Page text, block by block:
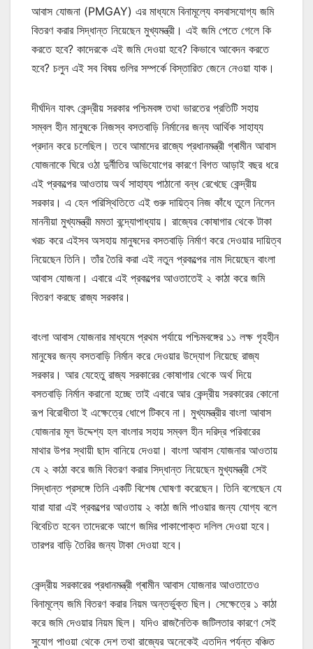
আবাস যোজনা (PMGAY) এর মাধ্যমে বিনামূল্যে বসবাসযোগ্য জমি
বিতরণ করার সিদ্ধান্ত নিয়েছেন মুখ্যমন্ত্রী। এই জমি পেতে গেলে কি
করতে হবে? কাদেরকে এই জমি দেওয়া হবে? কিভাবে আবেদন করতে
হবে? চলুন এই সব বিষয় গুলির সম্পর্কে বিস্তারিত জেনে নেওয়া যাক।
দীর্ঘদিন যাবৎ কেন্দ্রীয় সরকার পশ্চিমবঙ্গ তথা ভারতের প্রতিটি সহায়
সম্বল হীন মানুষকে নিজস্ব বসতবাড়ি নির্মানের জন্য আর্থিক সাহায্য
প্রদান করে চলেছিল। তবে আমাদের রাজ্যে প্রধানমন্ত্রী গ্ৰামীন আবাস
যোজনাকে ঘিরে ওঠা দুর্নীতির অভিযোগের কারণে বিগত আড়াই বছর ধরে
এই প্রকল্পের আওতায় অর্থ সাহায্য পাঠানো বন্ধ রেখেছে কেন্দ্রীয়
সরকার। এ হেন পরিস্থিতিতে এই গুরু দায়িত্ব নিজ কাঁধে তুলে নিলেন
মাননীয়া মুখ্যমন্ত্রী মমতা বন্দ্যোপাধ্যায়। রাজ্যের কোষাগার থেকে টাকা
খরচ করে এইসব অসহায় মানুষদের বসতবাড়ি নির্মাণ করে দেওয়ার দায়িত্ব
নিয়েছেন তিনি। তাঁর তৈরি করা এই নতুন প্রকল্পের নাম দিয়েছেন বাংলা
আবাস যোজনা। এবারে এই প্রকল্পের আওতাতেই ২ কাঠা করে জমি
বিতরণ করছে রাজ্য সরকার।
বাংলা আবাস যোজনার মাধ্যমে প্রথম পর্যায়ে পশ্চিমবঙ্গের ১১ লক্ষ গৃহহীন
মানুষের জন্য বসতবাড়ি নির্মান করে দেওয়ার উদ্যোগ নিয়েছে রাজ্য
সরকার। আর যেহেতু রাজ্য সরকারের কোষাগার থেকে অর্থ দিয়ে
বসতবাড়ি নির্মান করানো হচ্ছে তাই এবারে আর কেন্দ্রীয় সরকারের কোনো
রূপ বিরোধীতা ই এক্ষেত্রে ধোপে টিকবে না। মুখ্যমন্ত্রীর বাংলা আবাস
যোজনার মূল উদ্দেশ্য হল বাংলার সহায় সম্বল হীন দরিদ্র পরিবারের
মাথার উপর স্থায়ী ছাদ বানিয়ে দেওয়া। বাংলা আবাস যোজনার আওতায়
যে ২ কাঠা করে জমি বিতরণ করার সিদ্ধান্ত নিয়েছেন মুখ্যমন্ত্রী সেই
সিদ্ধান্ত প্রসঙ্গে তিনি একটি বিশেষ ঘোষণা করেছেন। তিনি বলেছেন যে
যারা যারা এই প্রকল্পের আওতায় ২ কাঠা জমি পাওয়ার জন্য যোগ্য বলে
বিবেচিত হবেন তাদেরকে আগে জমির পাকাপোক্ত দলিল দেওয়া হবে।
তারপর বাড়ি তৈরির জন্য টাকা দেওয়া হবে।
কেন্দ্রীয় সরকারের প্রধানমন্ত্রী গ্ৰামীন আবাস যোজনার আওতাতেও
বিনামূল্যে জমি বিতরণ করার নিয়ম অন্তর্ভুক্ত ছিল। সেক্ষেত্রে ১ কাঠা
করে জমি দেওয়ার নিয়ম ছিল। যদিও রাজনৈতিক জটিলতার কারণে সেই
সুযোগ পাওয়া থেকে দেশ তথা রাজ্যের অনেকেই এতদিন পর্যন্ত বঞ্চিত